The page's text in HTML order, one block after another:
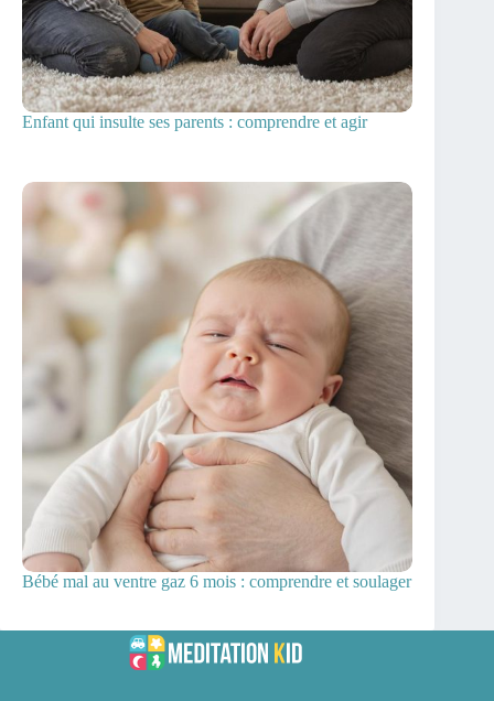
Enfant qui insulte ses parents : comprendre et agir
Bébé mal au ventre gaz 6 mois : comprendre et soulager